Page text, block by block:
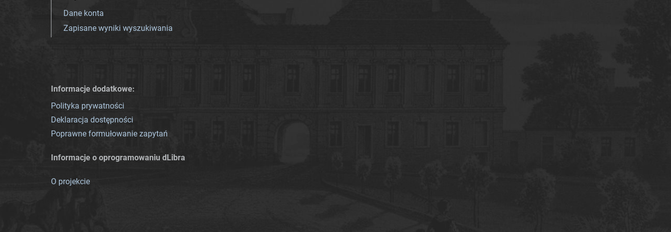
Dane konta
Zapisane wyniki wyszukiwania
Informacje dodatkowe:
Polityka prywatności
Deklaracja dostępności
Poprawne formułowanie zapytań
Informacje o oprogramowaniu dLibra
O projekcie